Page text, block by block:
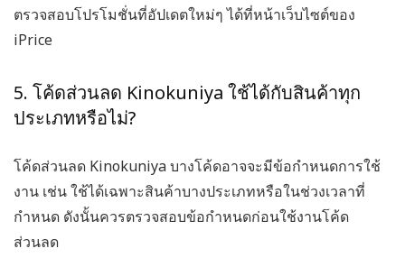
ตรวจสอบโปรโมชั่นที่อัปเดตใหม่ๆ ได้ที่หน้าเว็บไซต์ของ
iPrice
5. โค้ดส่วนลด Kinokuniya ใช้ได้กับสินค้าทุก
ประเภทหรือไม่?
โค้ดส่วนลด Kinokuniya บางโค้ดอาจจะมีข้อกำหนดการใช้
งาน เช่น ใช้ได้เฉพาะสินค้าบางประเภทหรือในช่วงเวลาที่
กำหนด ดังนั้นควรตรวจสอบข้อกำหนดก่อนใช้งานโค้ด
ส่วนลด